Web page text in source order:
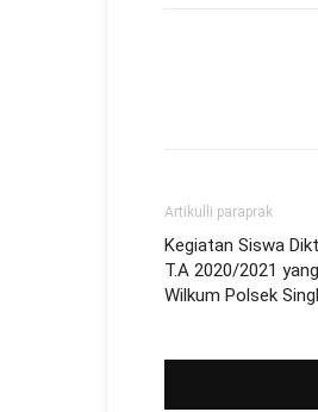
Artikulli paraprak
Kegiatan Siswa
T.A 2020/2021
Wilkum Polsek